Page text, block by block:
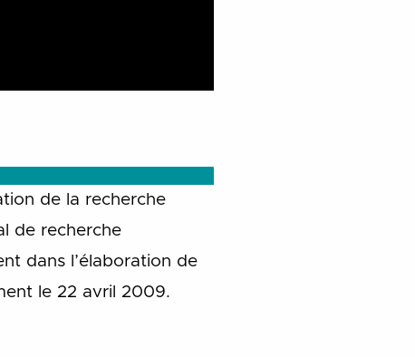
de la recherche
de recherche
dans l’élaboration de
le 22 avril 2009.